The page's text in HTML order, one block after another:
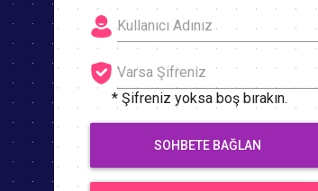
* Şifreniz yoksa boş bırakın.
SOHBETE BAĞLAN